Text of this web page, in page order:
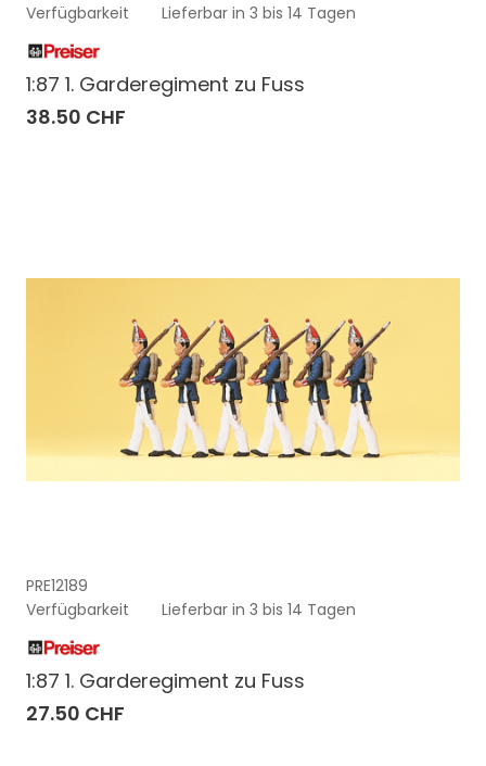
Verfügbarkeit
Lieferbar in 3 bis 14 Tagen
1:87 1. Garderegiment zu Fuss
38.50 CHF
PRE12189
Verfügbarkeit
Lieferbar in 3 bis 14 Tagen
1:87 1. Garderegiment zu Fuss
27.50 CHF